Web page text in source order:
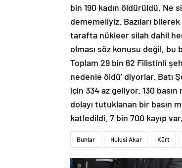
bin 190 kadın öldürüldü. Ne
dememeliyiz. Bazıları
tarafta nükleer silah dahil
olması söz konusu değil, bu
Toplam 29 bin 62 Filistinli
nedenle öldü’ diyorlar. Batı
için 334 az geliyor. 130
dolayı tutuklanan bir basın
katledildi. 7 bin 700 kayıp
Bunlar Hulusi Akar Kürt